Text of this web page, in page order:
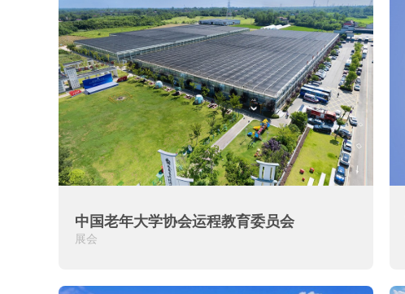
中国老年大学协会运程教育委员会
展会